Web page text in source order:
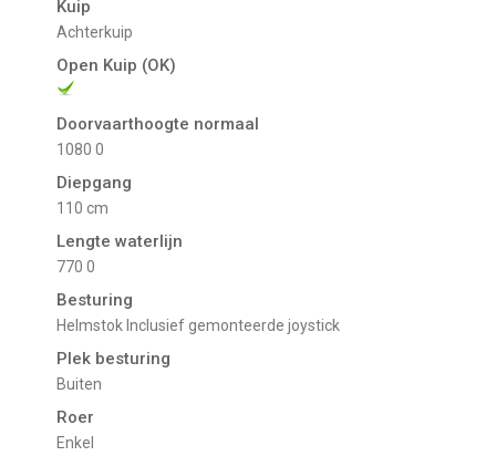
Kuip
Achterkuip
Open Kuip (OK)
Doorvaarthoogte normaal
1080 0
Diepgang
110 cm
Lengte waterlijn
770 0
Besturing
Helmstok Inclusief gemonteerde joystick
Plek besturing
Buiten
Roer
Enkel